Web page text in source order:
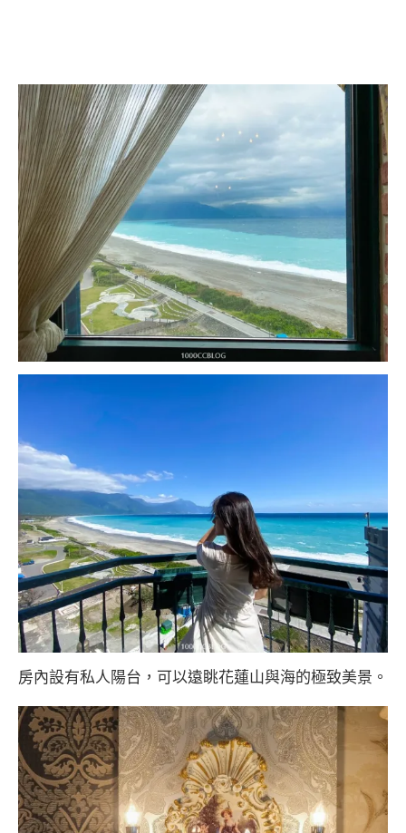
房內設有私人陽台，可以遠眺花蓮山與海的極致美景。